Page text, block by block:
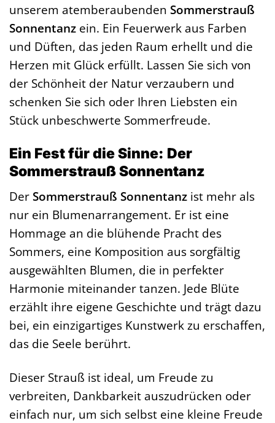
unserem atemberaubenden Sommerstrauß
Sonnentanz ein. Ein Feuerwerk aus Farben
und Düften, das jeden Raum erhellt und die
Herzen mit Glück erfüllt. Lassen Sie sich von
der Schönheit der Natur verzaubern und
schenken Sie sich oder Ihren Liebsten ein
Stück unbeschwerte Sommerfreude.
Ein Fest für die Sinne: Der
Sommerstrauß Sonnentanz
Der Sommerstrauß Sonnentanz ist mehr als
nur ein Blumenarrangement. Er ist eine
Hommage an die blühende Pracht des
Sommers, eine Komposition aus sorgfältig
ausgewählten Blumen, die in perfekter
Harmonie miteinander tanzen. Jede Blüte
erzählt ihre eigene Geschichte und trägt dazu
bei, ein einzigartiges Kunstwerk zu erschaffen,
das die Seele berührt.
Dieser Strauß ist ideal, um Freude zu
verbreiten, Dankbarkeit auszudrücken oder
einfach nur, um sich selbst eine kleine Freude